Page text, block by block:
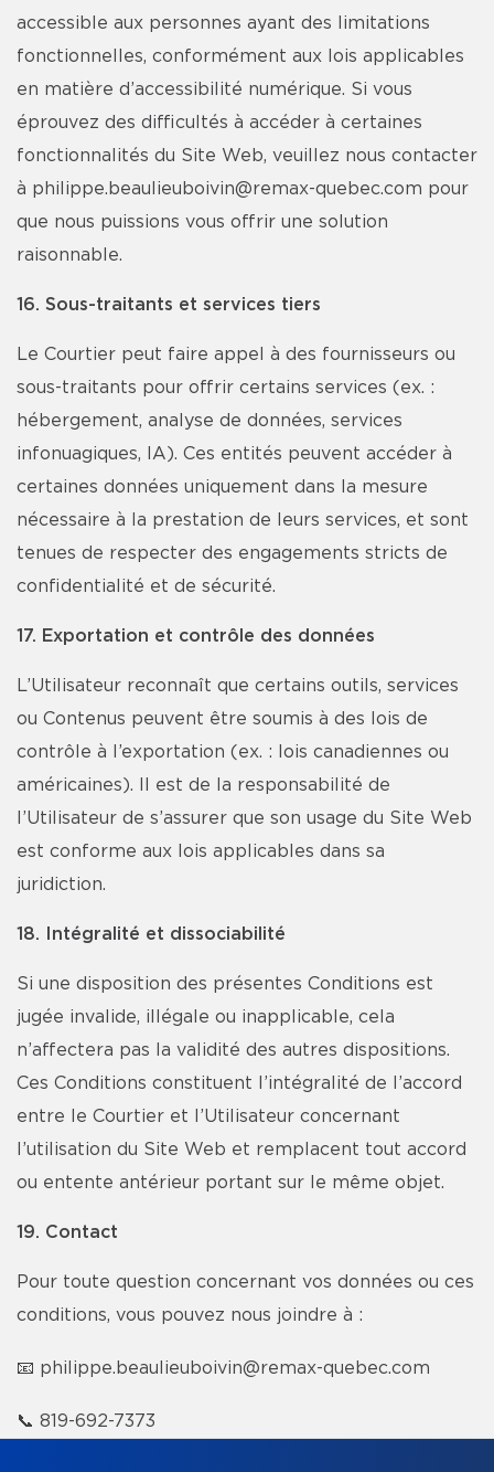
accessible aux personnes ayant des limitations
fonctionnelles, conformément aux lois applicables
en matière d’accessibilité numérique. Si vous
éprouvez des difficultés à accéder à certaines
fonctionnalités du Site Web, veuillez nous contacter
à philippe.beaulieuboivin@remax-quebec.com pour
que nous puissions vous offrir une solution
raisonnable.
16. Sous-traitants et services tiers
Le Courtier peut faire appel à des fournisseurs ou
sous-traitants pour offrir certains services (ex. :
hébergement, analyse de données, services
infonuagiques, IA). Ces entités peuvent accéder à
certaines données uniquement dans la mesure
nécessaire à la prestation de leurs services, et sont
tenues de respecter des engagements stricts de
confidentialité et de sécurité.
17. Exportation et contrôle des données
L’Utilisateur reconnaît que certains outils, services
ou Contenus peuvent être soumis à des lois de
contrôle à l’exportation (ex. : lois canadiennes ou
américaines). Il est de la responsabilité de
l’Utilisateur de s’assurer que son usage du Site Web
est conforme aux lois applicables dans sa
juridiction.
18. Intégralité et dissociabilité
Si une disposition des présentes Conditions est
jugée invalide, illégale ou inapplicable, cela
n’affectera pas la validité des autres dispositions.
Ces Conditions constituent l’intégralité de l’accord
entre le Courtier et l’Utilisateur concernant
l’utilisation du Site Web et remplacent tout accord
ou entente antérieur portant sur le même objet.
19. Contact
Pour toute question concernant vos données ou ces
conditions, vous pouvez nous joindre à :
📧 philippe.beaulieuboivin@remax-quebec.com
📞 819-692-7373